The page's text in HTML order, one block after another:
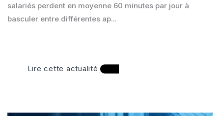
salariés perdent en moyenne 60 minutes par jour à
basculer entre différentes ap...
Lire cette actualité